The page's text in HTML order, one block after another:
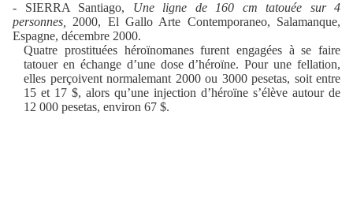
- SIERRA Santiago, Une ligne de 160 cm tatouée sur 4
personnes,
2000, El Gallo Arte Contemporaneo, Salamanque,
Espagne, décembre 2000.
Quatre prostituées héroïnomanes furent engagées à se faire
tatouer en échange d’une dose d’héroïne. Pour une fellation,
elles perçoivent normalemant 2000 ou 3000 pesetas, soit entre
15 et 17 $, alors qu’une injection d’héroïne s’élève autour de
12 000 pesetas, environ 67 $.